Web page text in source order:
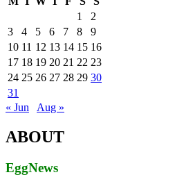
1
2
3
4 5 6 7 8
9
10 11 12 13 14 15 16
17 18 19 20 21 22 23
24 25 26 27 28 29 30
31
« Jun
Aug »
ABOUT
EggNews